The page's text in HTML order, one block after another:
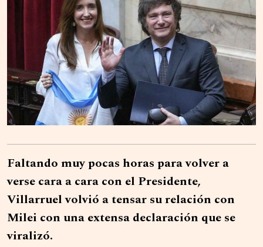
Faltando muy pocas horas para volver a
verse cara a cara con el Presidente,
Villarruel volvió a tensar su relación con
Milei con una extensa declaración que se
viralizó.